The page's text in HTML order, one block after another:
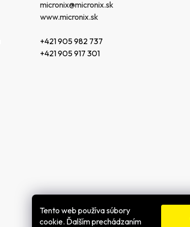
Tento web používa súbory
cookie. Ďalším prechádzaním
micronix@micronix.sk
www.micronix.sk
+421 905 982 737
+421 905 917 301